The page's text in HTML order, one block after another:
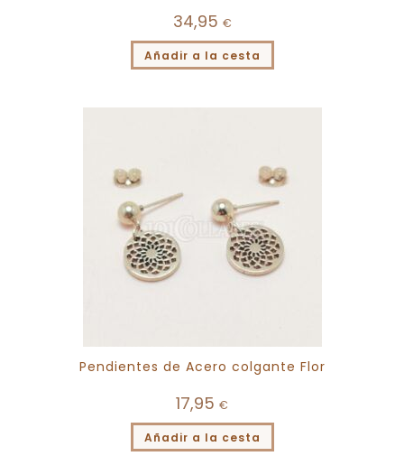
34,95 €
Añadir a la cesta
Pendientes de Acero colgante Flor
17,95 €
Añadir a la cesta